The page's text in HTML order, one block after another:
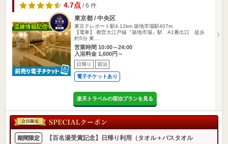
4.7点/ 6 件
東京都 / 中央区
東京テレポート駅4.12km 築地市場駅407m
【電車】 都営大江戸線『築地市場』駅 A1番出口 徒歩
約5分 東…
営業時間 10:00～24:00
入浴料金 1,600円～
日帰り 宿泊
電子チケットあり
楽天トラベルの宿泊プランを見る
期間限定
【百名湯受賞記念】日帰り利用（タオル＋バスタオル